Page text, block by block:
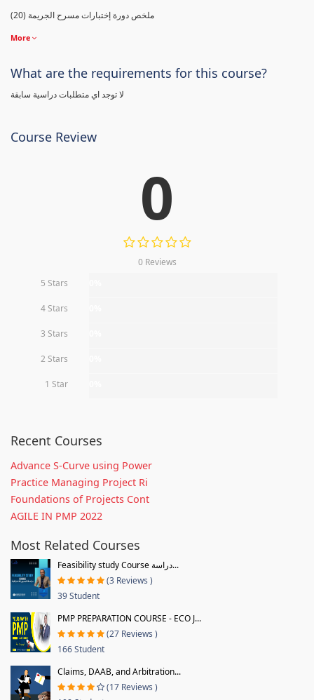
(20) ملخص دورة إختبارات مسرح الجريمة
More
What are the requirements for this course?
لا توجد اي متطلبات دراسية سابقة
Course Review
0
0 Reviews
5 Stars
4 Stars
3 Stars
2 Stars
1 Star
Recent Courses
Advance S-Curve using Power
Practice Managing Project Ri
Foundations of Projects Cont
AGILE IN PMP 2022
Most Related Courses
Feasibility study Course دراسة...
(3 Reviews )
39 Student
PMP PREPARATION COURSE - ECO J...
(27 Reviews )
166 Student
Claims, DAAB, and Arbitration...
(17 Reviews )